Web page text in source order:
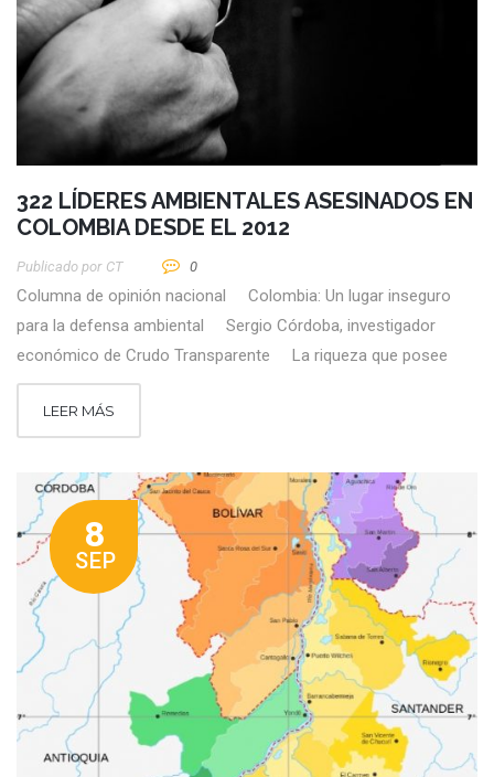
322 LÍDERES AMBIENTALES ASESINADOS EN
COLOMBIA DESDE EL 2012
Publicado por CT 0
Columna de opinión nacional Colombia: Un lugar inseguro
para la defensa ambiental Sergio Córdoba, investigador
económico de Crudo Transparente La riqueza que posee
LEER MÁS
8
SEP